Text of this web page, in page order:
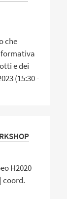
che
e dei
(15:30 -
H2020
coord.